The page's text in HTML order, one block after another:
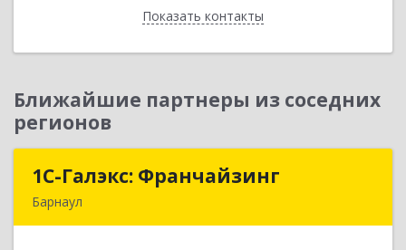
Показать контакты
Назад
Ближайшие партнеры из соседних
регионов
1С-Галэкс: Франчайзинг
Барнаул
1С-Галэкс: Франчайзинг